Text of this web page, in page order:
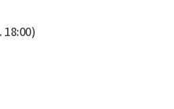
18:00)